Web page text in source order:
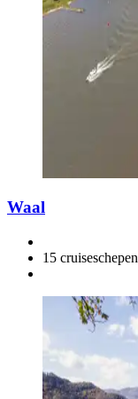
Waal
15 cruiseschepen